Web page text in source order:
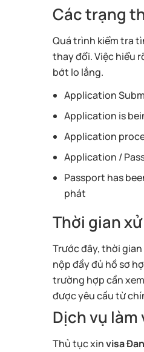
Các trạng
Quá trình kiểm tra
thay đổi. Việc hiểu
bớt lo lắng.
Application
Application is
Application
Application /
Passport has
phát
Thời gian
Trước đây, thời
nộp đầy đủ hồ sơ
trường hợp cần
được yêu cầu từ
Dịch vụ
Thủ tục xinvisa